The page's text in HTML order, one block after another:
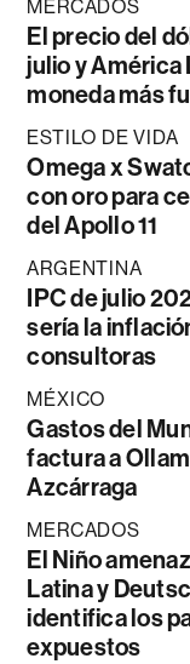
MERCADOS
El precio del
julio y América
moneda más
ESTILO DE VIDA
Omega x
con oro para
del Apollo 11
ARGENTINA
IPC de julio
sería la
consultoras
MÉXICO
Gastos del
factura a
Azcárraga
MERCADOS
El Niño
Latina y
identifica los
expuestos